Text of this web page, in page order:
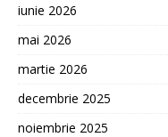
iunie 2026
mai 2026
martie 2026
decembrie 2025
noiembrie 2025